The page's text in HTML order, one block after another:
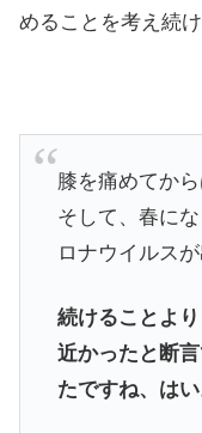
めることを考え続け
膝を痛めてか
そして、春に
ロナウイルスが
続けることよ
近かったと断
たですね、はい